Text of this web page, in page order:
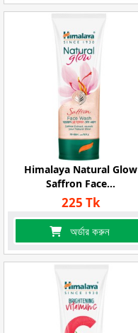
Himalaya Natural Glow
Saffron Face...
225 Tk
অর্ডার করুন